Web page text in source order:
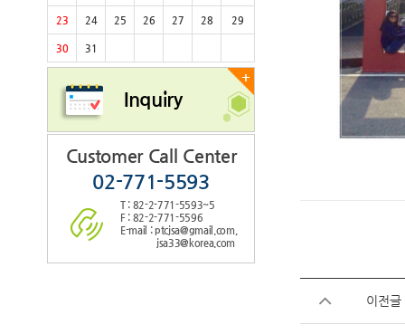
23 24 25 26 27 28 29
30 31
+
Inquiry
Customer Call Center
02-771-5593
T : 82-2-771-5593~5
F : 82-2-771-5596
E-mail : ptcjsa@gmail.com,
jsa33@korea.com
이전글